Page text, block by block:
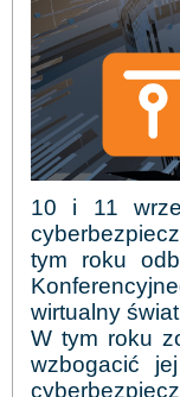
10 i 11
tym roku
wirtualny
W tym roku
wzbogacić